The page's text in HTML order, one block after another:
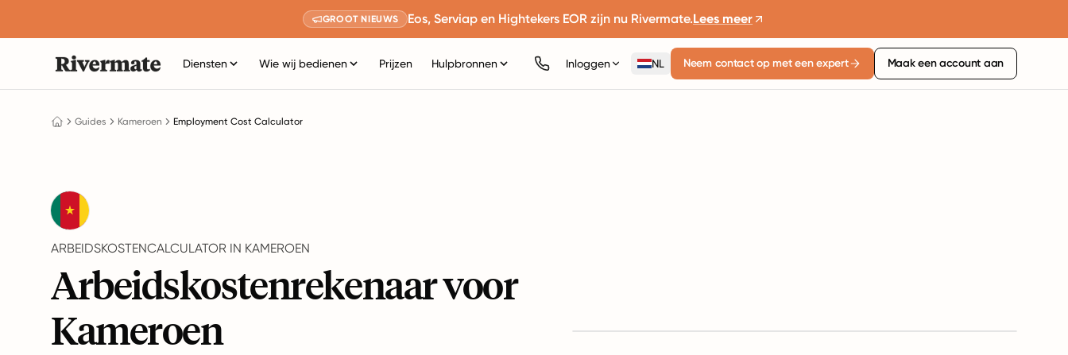
GROOT NIEUWS Eos, Serviap en Hightekers EOR zijn nu Rivermate.Lees meer
Diensten Wie wij bedienen Prijzen Hulpbronnen Inloggen NL Neem contact op met een expert Maak een account aan
Guides Kameroen Employment Cost Calculator
ARBEIDSKOSTENCALCULATOR IN KAMEROEN
Arbeidskostenrekenaar voor
Kameroen